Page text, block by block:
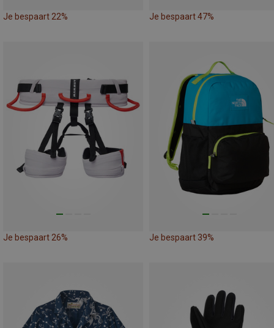
Je bespaart 22% Je bespaart 47%
Je bespaart 26% Je bespaart 39%